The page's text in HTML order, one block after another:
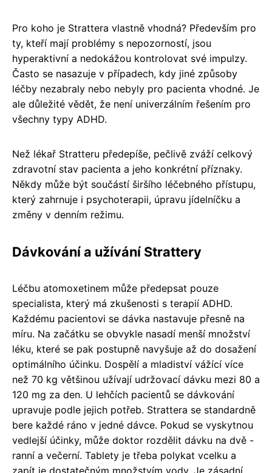
Pro koho je Strattera vlastně vhodná? Především pro
ty, kteří mají problémy s nepozorností, jsou
hyperaktivní a nedokážou kontrolovat své impulzy.
Často se nasazuje v případech, kdy jiné způsoby
léčby nezabraly nebo nebyly pro pacienta vhodné. Je
ale důležité vědět, že není univerzálním řešením pro
všechny typy ADHD.
Než lékař Stratteru předepíše, pečlivě zváží celkový
zdravotní stav pacienta a jeho konkrétní příznaky.
Někdy může být součástí širšího léčebného přístupu,
který zahrnuje i psychoterapii, úpravu jídelníčku a
změny v denním režimu.
Dávkování a užívání Strattery
Léčbu atomoxetinem může předepsat pouze
specialista, který má zkušenosti s terapií ADHD.
Každému pacientovi se dávka nastavuje přesně na
míru. Na začátku se obvykle nasadí menší množství
léku, které se pak postupně navyšuje až do dosažení
optimálního účinku. Dospělí a mladiství vážící více
než 70 kg většinou užívají udržovací dávku mezi 80 a
120 mg za den. U lehčích pacientů se dávkování
upravuje podle jejich potřeb. Strattera se standardně
bere každé ráno v jedné dávce. Pokud se vyskytnou
vedlejší účinky, může doktor rozdělit dávku na dvě -
ranní a večerní. Tablety je třeba polykat vcelku a
zapít je dostatečným množstvím vody. Je zásadní